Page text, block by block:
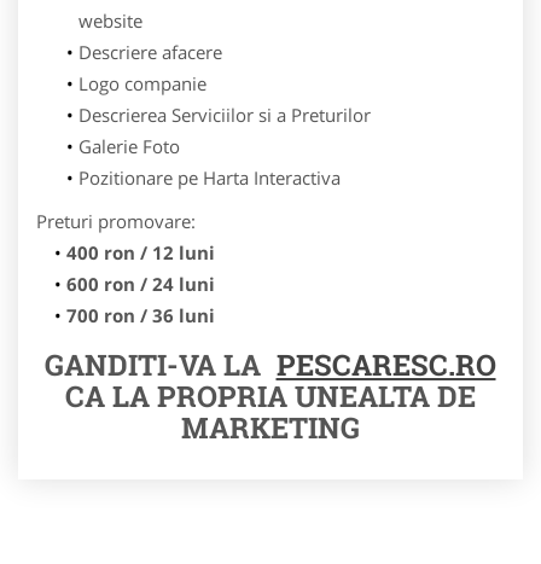
website
Descriere afacere
Logo companie
Descrierea Serviciilor si a Preturilor
Galerie Foto
Pozitionare pe Harta Interactiva
Preturi promovare:
400 ron / 12 luni
600 ron / 24 luni
700 ron / 36 luni
GANDITI-VA LA PESCARESC.RO
CA LA PROPRIA UNEALTA DE
MARKETING